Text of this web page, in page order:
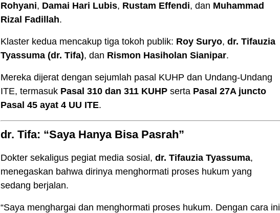
Rohyani, Damai Hari Lubis, Rustam Effendi, dan Muhammad
Rizal Fadillah.
Klaster kedua mencakup tiga tokoh publik: Roy Suryo, dr. Tifauzia
Tyassuma (dr. Tifa), dan Rismon Hasiholan Sianipar.
Mereka dijerat dengan sejumlah pasal KUHP dan Undang-Undang
ITE, termasuk Pasal 310 dan 311 KUHP serta Pasal 27A juncto
Pasal 45 ayat 4 UU ITE.
dr. Tifa: “Saya Hanya Bisa Pasrah”
Dokter sekaligus pegiat media sosial, dr. Tifauzia Tyassuma,
menegaskan bahwa dirinya menghormati proses hukum yang
sedang berjalan.
“Saya menghargai dan menghormati proses hukum. Dengan cara ini